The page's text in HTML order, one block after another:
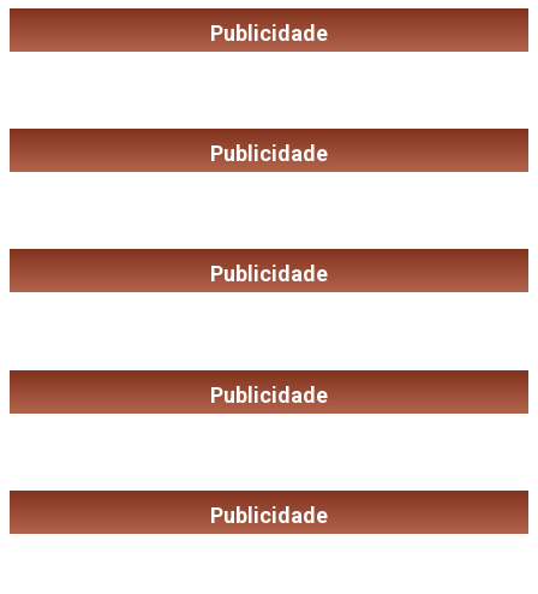
Publicidade
Publicidade
Publicidade
Publicidade
Publicidade